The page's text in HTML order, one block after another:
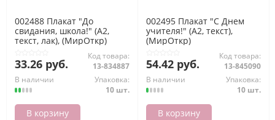
002488 Плакат "До
свидания, школа!" (А2,
текст, лак), (МирОткр)
33.26 руб.
Код товара:
13-834887
В наличии
Упаковка:
10 шт.
В корзину
002495 Плакат "С Днем
учителя!" (А2, текст),
(МирОткр)
54.42 руб.
Код товара:
13-845090
В наличии
Упаковка:
10 шт.
В корзину